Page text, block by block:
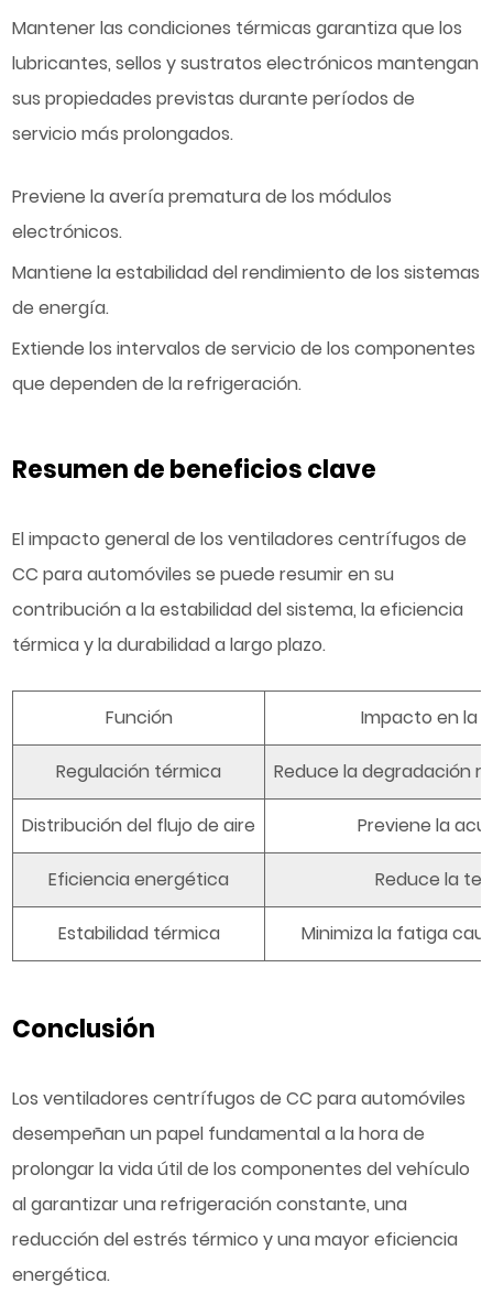
Mantener las condiciones térmicas garantiza que los
lubricantes, sellos y sustratos electrónicos mantengan
sus propiedades previstas durante períodos de
servicio más prolongados.
Previene la avería prematura de los módulos
electrónicos.
Mantiene la estabilidad del rendimiento de los sistemas
de energía.
Extiende los intervalos de servicio de los componentes
que dependen de la refrigeración.
Resumen de beneficios clave
El impacto general de los ventiladores centrífugos de
CC para automóviles se puede resumir en su
contribución a la estabilidad del sistema, la eficiencia
térmica y la durabilidad a largo plazo.
Función Impacto en la
Regulación térmica Reduce la degradación
Distribución del flujo de aire Previene la
Eficiencia energética Reduce la
Estabilidad térmica Minimiza la fatiga
Conclusión
Los ventiladores centrífugos de CC para automóviles
desempeñan un papel fundamental a la hora de
prolongar la vida útil de los componentes del vehículo
al garantizar una refrigeración constante, una
reducción del estrés térmico y una mayor eficiencia
energética.